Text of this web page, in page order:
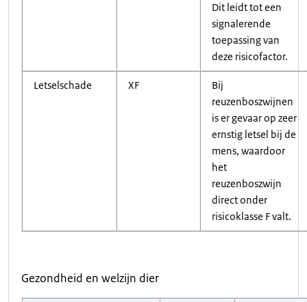
Dit leidt tot een
signalerende
toepassing van
deze risicofactor.
Letselschade XF
Bij
reuzenboszwijnen
is er gevaar op zeer
ernstig letsel bij de
mens, waardoor
het
reuzenboszwijn
direct onder
risicoklasse F valt.
Gezondheid en welzijn dier